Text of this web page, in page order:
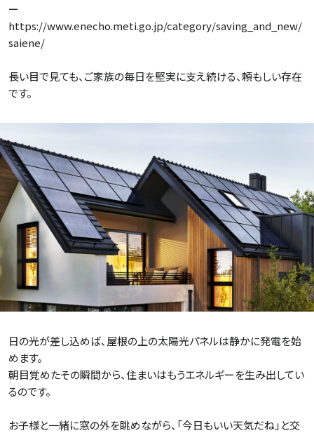
ー
https://www.enecho.meti.go.jp/category/saving_and_new/
saiene/
長い目で見ても、ご家族の毎日を堅実に支え続ける、頼もしい存在
です。
日の光が差し込めば、屋根の上の太陽光パネルは静かに発電を始
めます。
朝目覚めたその瞬間から、住まいはもうエネルギーを生み出してい
るのです。
お子様と一緒に窓の外を眺めながら、「今日もいい天気だね」と交